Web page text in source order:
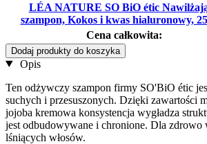
LÉA NATURE SO BiO étic
szampon, Kokos i kwas hialuronowy,
Cena całkowita:
Dodaj produkty do koszyka
Opis
Ten odżywczy szampon firmy SO'BiO étic
suchych i przesuszonych. Dzięki zawartości
jojoba kremowa konsystencja wygładza
jest odbudowywane i chronione. Dla zdrowo
lśniących włosów.